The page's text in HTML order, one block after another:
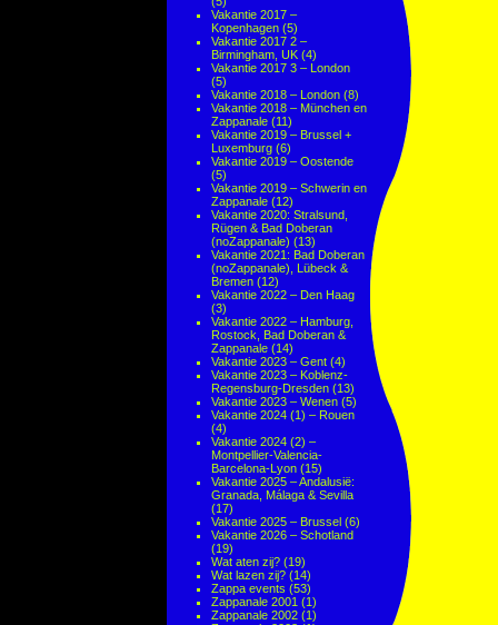
Vakantie 2017 –
Kopenhagen (5)
Vakantie 2017 2 –
Birmingham, UK (4)
Vakantie 2017 3 – London
(5)
Vakantie 2018 – London (8)
Vakantie 2018 – München en
Zappanale (11)
Vakantie 2019 – Brussel +
Luxemburg (6)
Vakantie 2019 – Oostende
(5)
Vakantie 2019 – Schwerin en
Zappanale (12)
Vakantie 2020: Stralsund,
Rügen & Bad Doberan
(noZappanale) (13)
Vakantie 2021: Bad Doberan
(noZappanale), Lübeck &
Bremen (12)
Vakantie 2022 – Den Haag
(3)
Vakantie 2022 – Hamburg,
Rostock, Bad Doberan &
Zappanale (14)
Vakantie 2023 – Gent (4)
Vakantie 2023 – Koblenz-
Regensburg-Dresden (13)
Vakantie 2023 – Wenen (5)
Vakantie 2024 (1) – Rouen
(4)
Vakantie 2024 (2) –
Montpellier-Valencia-
Barcelona-Lyon (15)
Vakantie 2025 – Andalusië:
Granada, Málaga & Sevilla
(17)
Vakantie 2025 – Brussel (6)
Vakantie 2026 – Schotland
(19)
Wat aten zij? (19)
Wat lazen zij? (14)
Zappa events (53)
Zappanale 2001 (1)
Zappanale 2002 (1)